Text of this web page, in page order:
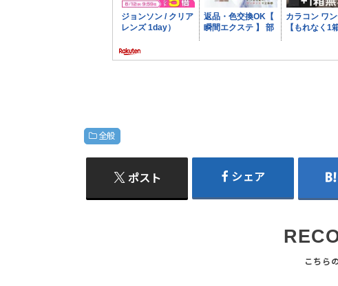
全般
ポスト シェア